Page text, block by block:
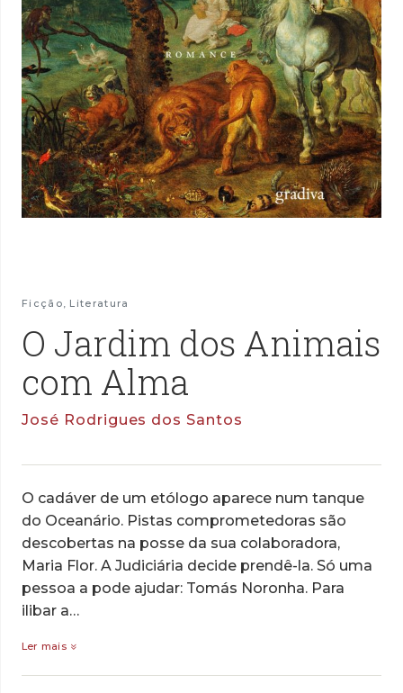
Ficção, Literatura
O Jardim dos Animais
com Alma
José Rodrigues dos Santos
O cadáver de um etólogo aparece num tanque
do Oceanário. Pistas comprometedoras são
descobertas na posse da sua colaboradora,
Maria Flor. A Judiciária decide prendê-la. Só uma
pessoa a pode ajudar: Tomás Noronha. Para
ilibar a…
Ler mais